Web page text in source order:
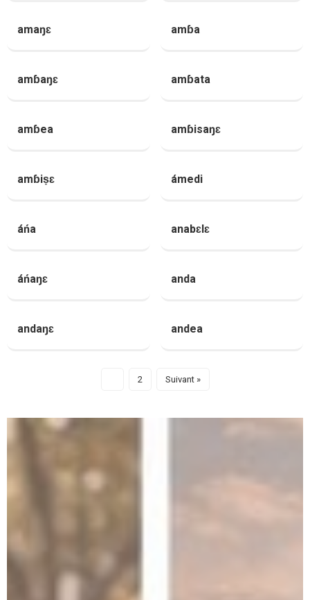
amaŋɛ amɓa
amɓaŋɛ amɓata
amɓea amɓisaŋɛ
amɓiṣɛ ámedi
áńa anabɛlɛ
áńaŋɛ anda
andaŋɛ andea
2 Suivant »